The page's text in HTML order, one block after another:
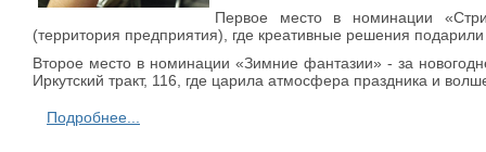
Первое место в номинации
(территория предприятия), где креативные решения
Второе место в номинации «Зимние фантазии» - за
Иркутский тракт, 116, где царила атмосфера праздника и
Подробнее...